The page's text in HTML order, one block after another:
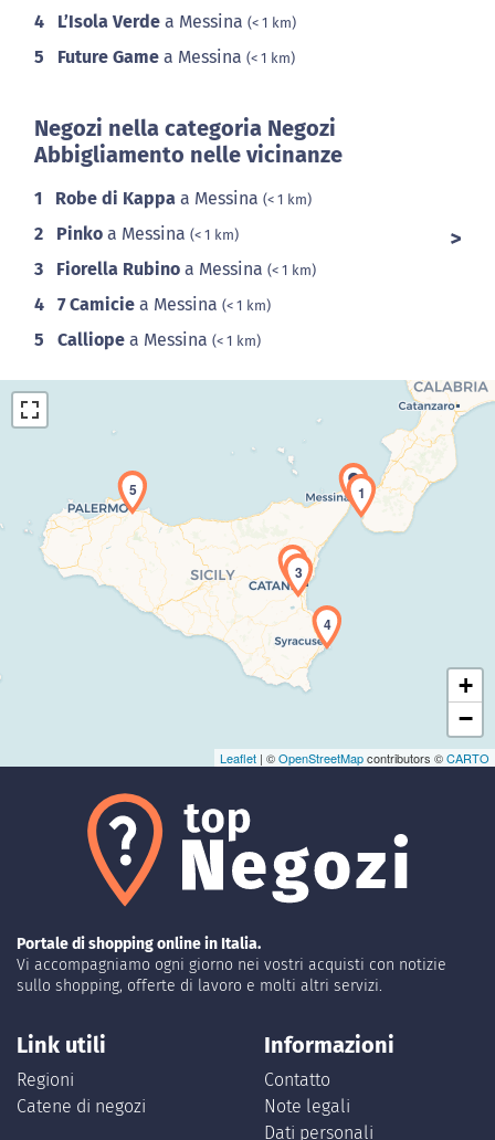
4 L’Isola Verde a Messina (< 1 km)
5 Future Game a Messina (< 1 km)
Negozi nella categoria Negozi
Abbigliamento nelle vicinanze
1 Robe di Kappa a Messina (< 1 km)
2 Pinko a Messina (< 1 km)
3 Fiorella Rubino a Messina (< 1 km)
4 7 Camicie a Messina (< 1 km)
5 Calliope a Messina (< 1 km)
Caricamento della carta in corso...
1
23
4
5
+
−
Leaflet | ©OpenStreetMapcontributors ©CARTO
Portale di shopping online in Italia.
Vi accompagniamo ogni giorno nei vostri acquisti con notizie
sullo shopping, offerte di lavoro e molti altri servizi.
Link utili
Regioni
Catene di negozi
Informazioni
Contatto
Note legali
Dati personali